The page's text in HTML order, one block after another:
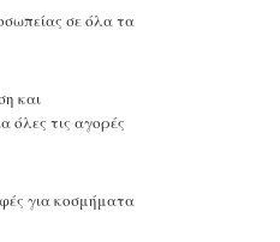
σε όλα τα
και
όλες τις αγορές
για κοσμήματα